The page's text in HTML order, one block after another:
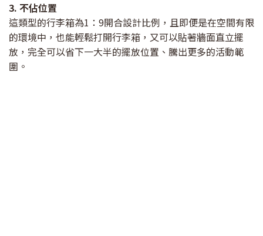
3. 不佔位置
這類型的行李箱為1：9開合設計比例，且即便是在空間有限
的環境中，也能輕鬆打開行李箱，又可以貼著牆面直立擺
放，完全可以省下一大半的擺放位置、騰出更多的活動範
圍。